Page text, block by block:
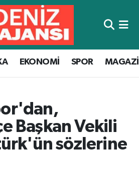
EKONOMİ SPOR
Başkan Vekili
sözlerine
Durumu ve Fikstür